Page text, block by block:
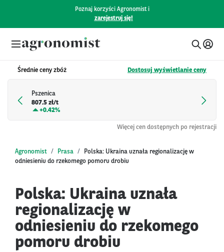
Poznaj korzyści Agronomist i
zarejestruj się!
Średnie ceny zbóż Dostosuj wyświetlanie ceny
Pszenica
807.5 zł/t
+0.42%
Więcej cen dostępnych po rejestracji
Agronomist Prasa
Polska: Ukraina uznała regionalizację w
odniesieniu do rzekomego pomoru drobiu
Polska: Ukraina uznała
regionalizację w
odniesieniu do rzekomego
pomoru drobiu